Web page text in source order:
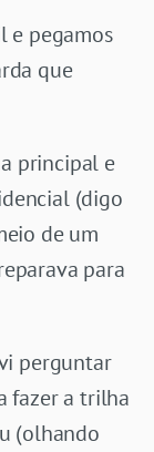
e pegamos
que
principal e
(digo
de um
para
perguntar
fazer a trilha
(olhando